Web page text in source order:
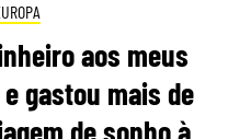
aos meus
gastou mais de
de sonho à